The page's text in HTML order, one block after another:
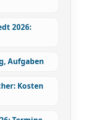
2026:
Aufgaben
Kosten